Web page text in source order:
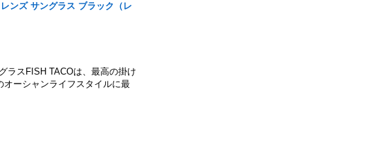
ンズ サングラス ブラック（レ
ラスFISH TACOは、最高の掛け
ーシャンライフスタイルに最